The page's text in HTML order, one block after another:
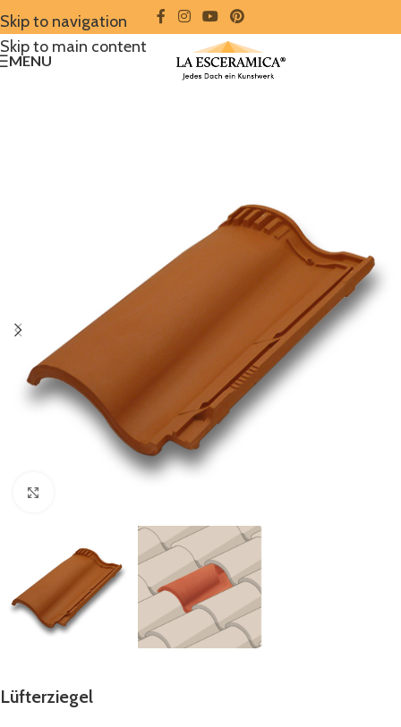
Skip to navigation
Skip to main content
MENU
Lüfterziegel